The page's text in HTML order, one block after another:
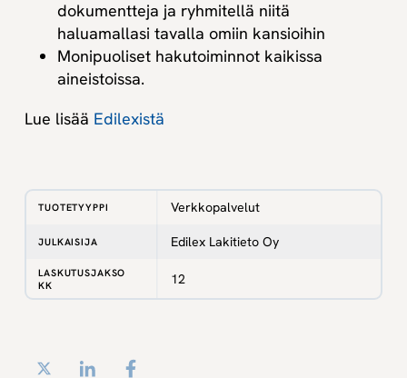
dokumentteja ja ryhmitellä niitä
haluamallasi tavalla omiin kansioihin
Monipuoliset hakutoiminnot kaikissa
aineistoissa.
Lue lisää Edilexistä
TUOTETYYPPI Verkkopalvelut
JULKAISIJA Edilex Lakitieto Oy
LASKUTUSJAKSO
KK
12
Twitter LinkedIn